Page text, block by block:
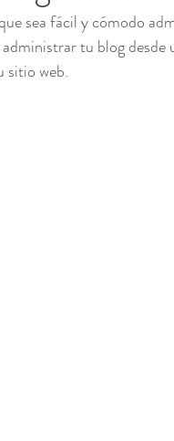
sea fácil y cómodo
tu blog
sitio web.